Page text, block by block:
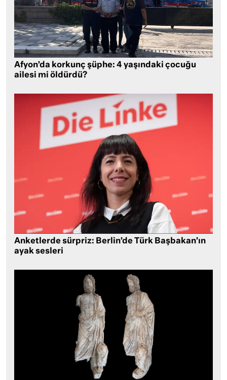
Afyon’da korkunç şüphe: 4 yaşındaki çocuğu
ailesi mi öldürdü?
Anketlerde sürpriz: Berlin’de Türk Başbakan’ın
ayak sesleri